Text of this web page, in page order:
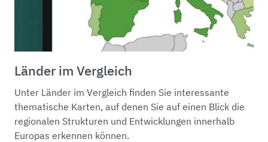
Länder im Vergleich
Unter Länder im Vergleich finden Sie interessante
thematische Karten, auf denen Sie auf einen Blick die
regionalen Strukturen und Entwicklungen innerhalb
Europas erkennen können.